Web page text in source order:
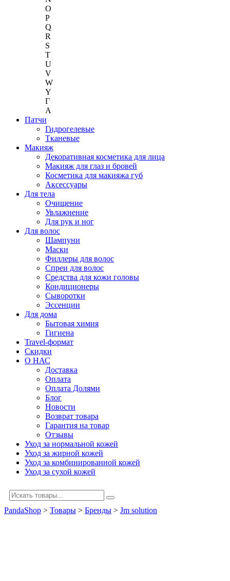
O
P
Q
R
S
T
U
V
W
Y
Г
A
Патчи
Гидрогелевые
Тканевые
Макияж
Декоративная косметика для лица
Макияж для глаз и бровей
Косметика для макияжа губ
Аксессуары
Для тела
Очищение
Увлажнение
Для рук и ног
Для волос
Шампуни
Маски
Филлеры для волос
Спреи для волос
Средства для кожи головы
Кондиционеры
Сыворотки
Эссенции
Для дома
Бытовая химия
Гигиена
Travel-формат
Скидки
О НАС
Доставка
Оплата
Оплата Долями
Блог
Новости
Возврат товара
Гарантия на товар
Отзывы
Уход за нормальной кожей
Уход за жирной кожей
Уход за комбинированной кожей
Уход за сухой кожей
PandaShop > Товары > Бренды > Jm solution